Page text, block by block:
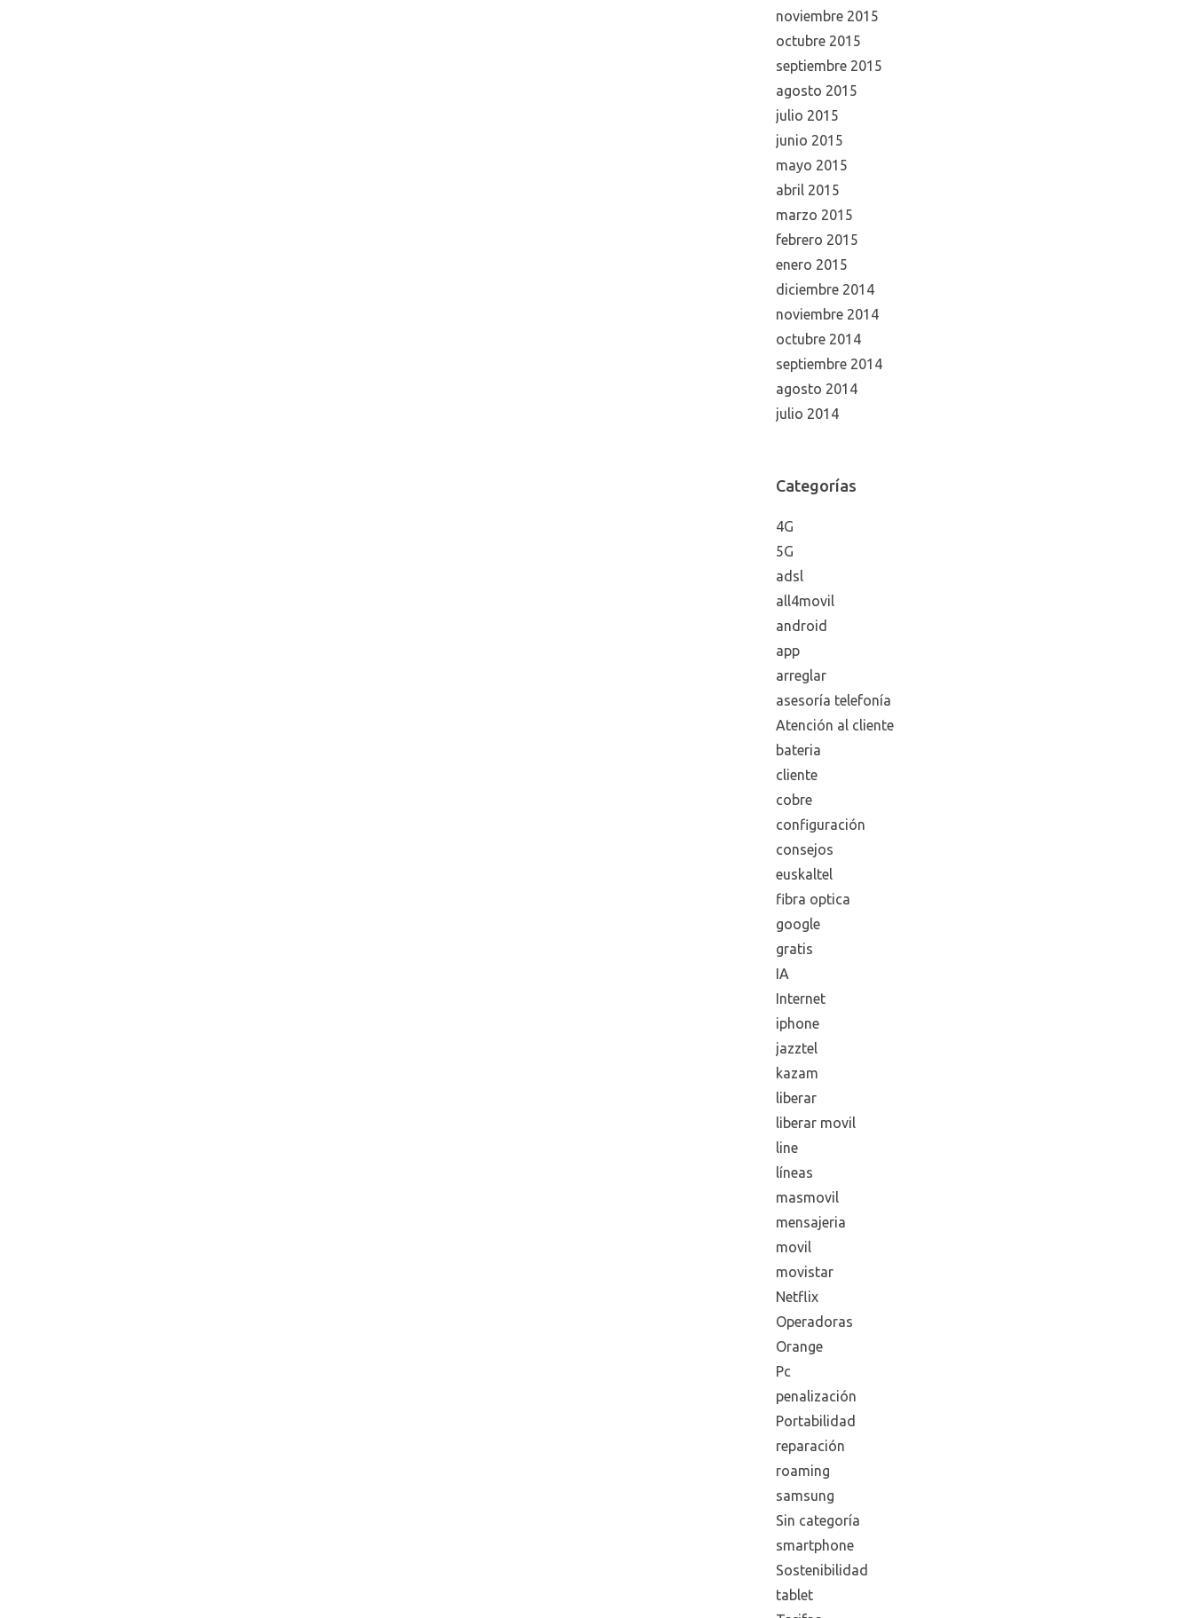
noviembre 2015
octubre 2015
septiembre 2015
agosto 2015
julio 2015
junio 2015
mayo 2015
abril 2015
marzo 2015
febrero 2015
enero 2015
diciembre 2014
noviembre 2014
octubre 2014
septiembre 2014
agosto 2014
julio 2014
Categorías
4G
5G
adsl
all4movil
android
app
arreglar
asesoría telefonía
Atención al cliente
bateria
cliente
cobre
configuración
consejos
euskaltel
fibra optica
google
gratis
IA
Internet
iphone
jazztel
kazam
liberar
liberar movil
line
líneas
masmovil
mensajeria
movil
movistar
Netflix
Operadoras
Orange
Pc
penalización
Portabilidad
reparación
roaming
samsung
Sin categoría
smartphone
Sostenibilidad
tablet